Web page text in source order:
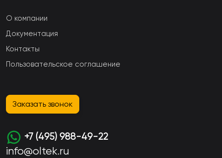
О компании
Документация
Контакты
Пользовательское соглашение
Заказать звонок
+7 (495) 988-49-22
info@oltek.ru